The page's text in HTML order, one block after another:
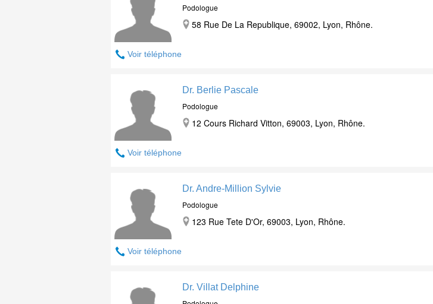
Voir téléphone
Podologue
58 Rue De La Republique, 69002, Lyon, Rhône.
Voir téléphone
Dr. Berlie Pascale
Podologue
12 Cours Richard Vitton, 69003, Lyon, Rhône.
Voir téléphone
Dr. Andre-Million Sylvie
Podologue
123 Rue Tete D'Or, 69003, Lyon, Rhône.
Dr. Villat Delphine